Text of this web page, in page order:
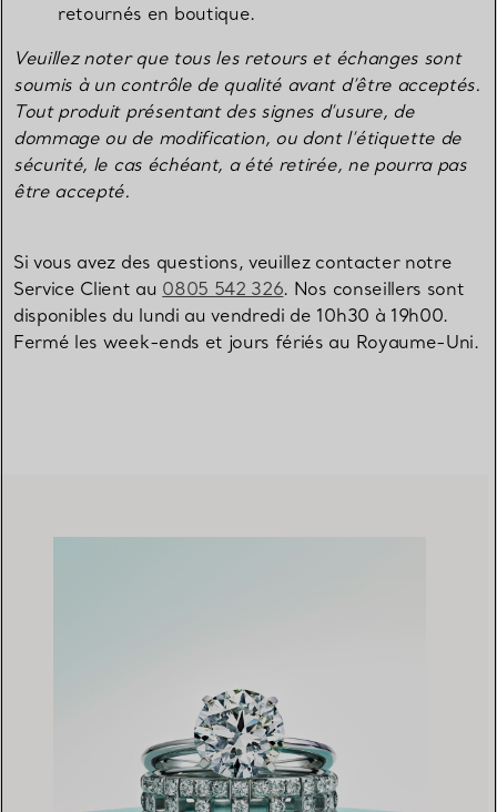
retournés en boutique.
Veuillez noter que tous les retours et échanges sont
soumis à un contrôle de qualité avant d’être acceptés.
Tout produit présentant des signes d’usure, de
dommage ou de modification, ou dont l’étiquette de
sécurité, le cas échéant, a été retirée, ne pourra pas
être accepté.
Si vous avez des questions, veuillez contacter notre
Service Client au 0805 542 326. Nos conseillers sont
disponibles du lundi au vendredi de 10h30 à 19h00.
Fermé les week-ends et jours fériés au Royaume-Uni.